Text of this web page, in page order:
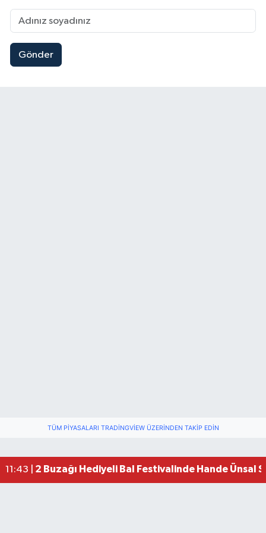
Gönder
TÜM PIYASALARI TRADINGVIEW ÜZERINDEN TAKIP EDIN
11:43 | 2 Buzağı Hediyeli Bal Festivalinde Hande Ünsal